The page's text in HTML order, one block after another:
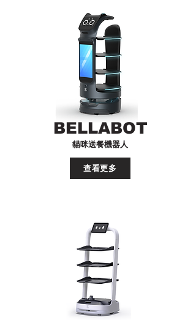
BELLABOT
貓咪送餐機器人
查看更多